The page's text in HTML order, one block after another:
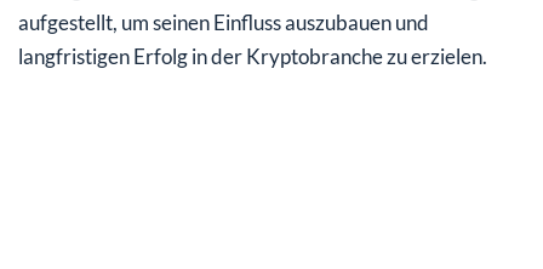
aufgestellt, um seinen Einfluss auszubauen und
langfristigen Erfolg in der Kryptobranche zu erzielen.